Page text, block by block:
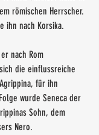
römischen Herrscher.
ihn nach Korsika.
nach Rom
die einflussreiche
für ihn
wurde Seneca der
Sohn, dem
Nero.